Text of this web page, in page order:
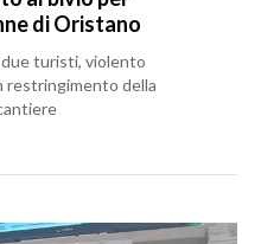
di Oristano
turisti, violento
restringimento della